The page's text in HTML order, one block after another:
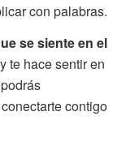
con palabras.
se siente en el
te hace sentir en
contigo